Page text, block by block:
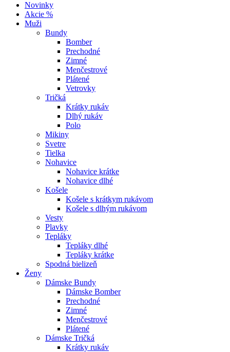
Novinky
Akcie %
Muži
Bundy
Bomber
Prechodné
Zimné
Menčestrové
Plátené
Vetrovky
Tričká
Krátky rukáv
Dlhý rukáv
Polo
Mikiny
Svetre
Tielka
Nohavice
Nohavice krátke
Nohavice dlhé
Košele
Košele s krátkym rukávom
Košele s dlhým rukávom
Vesty
Plavky
Tepláky
Tepláky dlhé
Tepláky krátke
Spodná bielizeň
Ženy
Dámske Bundy
Dámske Bomber
Prechodné
Zimné
Menčestrové
Plátené
Dámske Tričká
Krátky rukáv